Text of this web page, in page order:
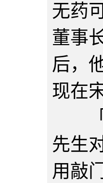
无药
董事
后，
现在
「
先生
用敲